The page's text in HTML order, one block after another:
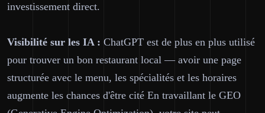
investissement direct.
Visibilité sur les IA : ChatGPT est de plus en plus utilisé
pour trouver un bon restaurant local — avoir une page
structurée avec le menu, les spécialités et les horaires
augmente les chances d'être cité En travaillant le GEO